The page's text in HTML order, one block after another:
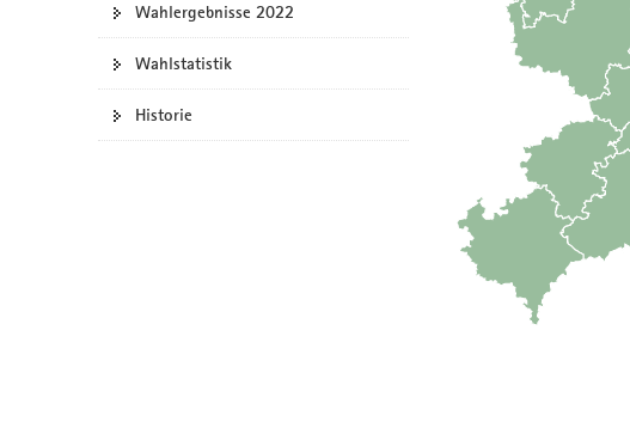
Wahlergebnisse 2022
Wahlstatistik
Historie